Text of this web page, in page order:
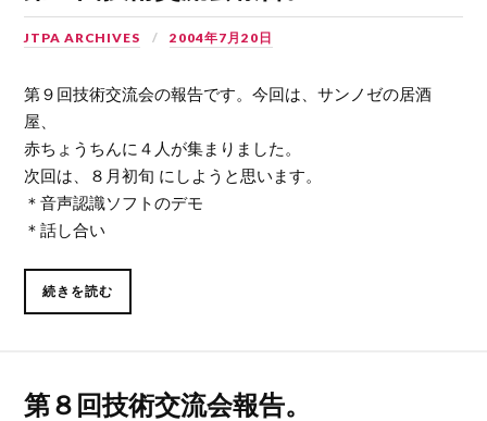
JTPA ARCHIVES 2004年7月20日
第９回技術交流会の報告です。今回は、サンノゼの居酒
屋、
赤ちょうちんに４人が集まりました。
次回は、８月初旬 にしようと思います。
＊音声認識ソフトのデモ
＊話し合い
続きを読む
第８回技術交流会報告。